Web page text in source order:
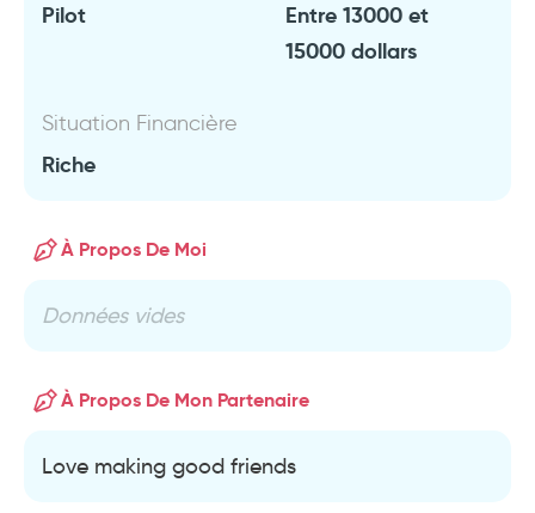
Pilot
Entre 13000 et
15000 dollars
Situation Financière
Riche
À Propos De Moi
Données vides
À Propos De Mon Partenaire
Love making good friends